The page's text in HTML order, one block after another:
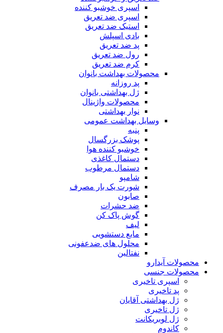
اسپری خوشبو کننده
اسپری ضد تعریق
استیک ضد تعریق
بادی اسپلش
پد ضد تعریق
رول ضد تعریق
کرم ضد تعریق
محصولات بهداشت بانوان
پد روزانه
ژل بهداشتی بانوان
محصولات واژینال
نوار بهداشتی
وسایل بهداشت عمومی
پنبه
پوشک بزرگسال
خوشبو کننده هوا
دستمال کاغذی
دستمال مرطوب
شامپو
شورت یک بار مصرف
صابون
ضد حشرات
گوش پاک کن
لیف
مایع دستشویی
محلول های ضدعفونی
نفتالین
محصولات آیدارو
محصولات جنسی
اسپری تاخیری
پد تاخیری
ژل بهداشتی آقایان
ژل تاخیری
ژل لوبریکانت
کاندوم